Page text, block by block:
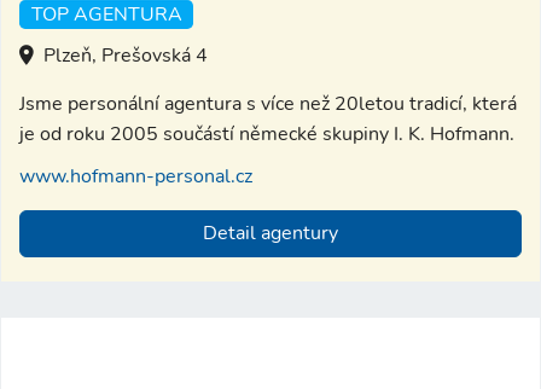
TOP AGENTURA
Plzeň, Prešovská 4
Jsme personální agentura s více než 20letou tradicí, která
je od roku 2005 součástí německé skupiny I. K. Hofmann.
www.hofmann-personal.cz
Detail agentury